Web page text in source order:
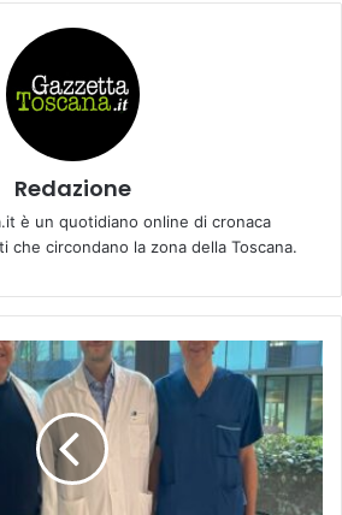
Redazione
è un quotidiano online di cronaca
che circondano la zona della Toscana.